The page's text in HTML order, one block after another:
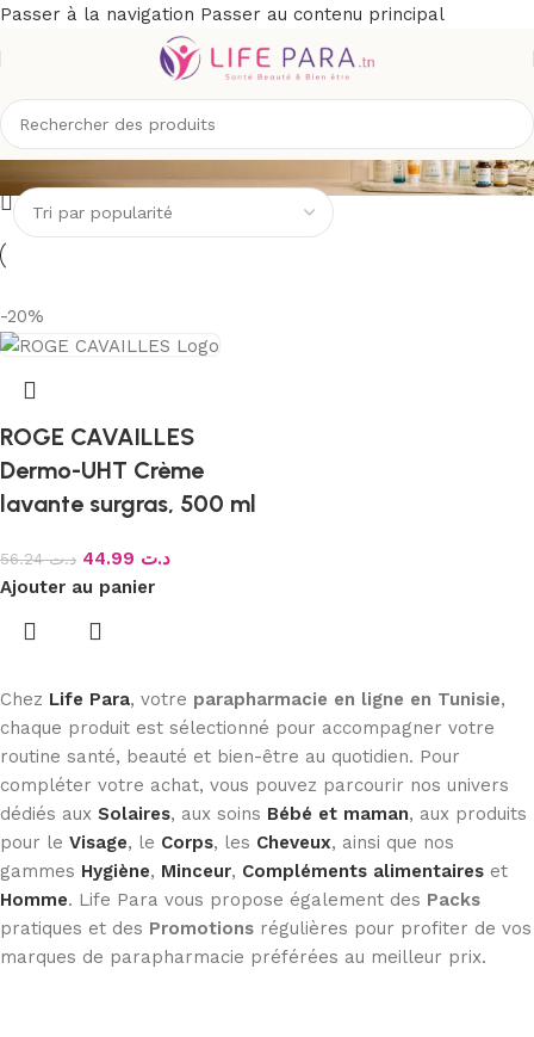
Passer à la navigation Passer au contenu principal
ROGE CAVAILLES
-20%
ROGE CAVAILLES
Dermo-UHT Crème
lavante surgras, 500 ml
د.ت56.24 د.ت
Ajouter au panier
Chez Life Para, votre parapharmacie en ligne en Tunisie,
chaque produit est sélectionné pour accompagner votre
routine santé, beauté et bien-être au quotidien. Pour
compléter votre achat, vous pouvez parcourir nos univers
dédiés aux Solaires, aux soins Bébé et maman, aux produits
pour le Visage, le Corps, les Cheveux, ainsi que nos
gammes Hygiène, Minceur, Compléments alimentaires et
Homme. Life Para vous propose également des Packs
pratiques et des Promotions régulières pour profiter de vos
marques de parapharmacie préférées au meilleur prix.